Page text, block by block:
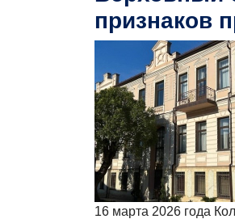
признаков
16 марта 2026 года